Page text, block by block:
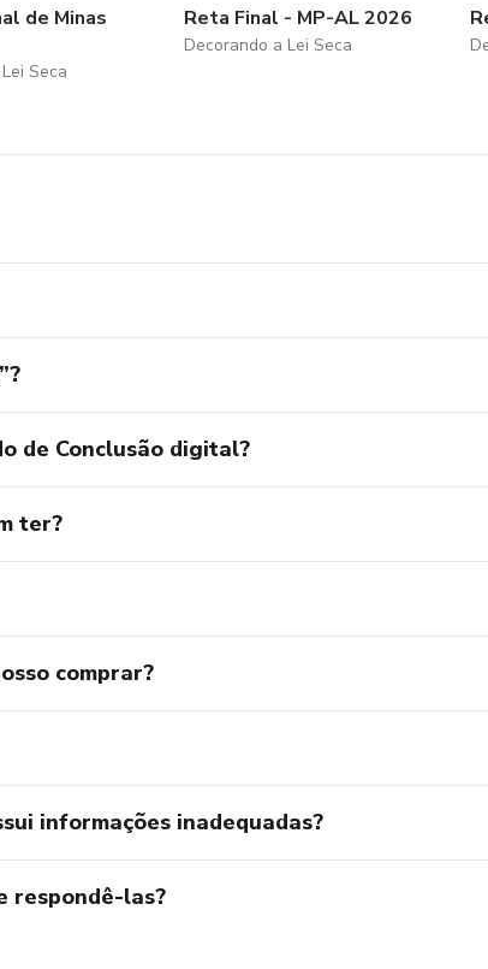
de Minas
Seca
Reta Final - MP-AL 2026
Decorando a Lei Seca
de Conclusão digital?
ter?
comprar?
informações inadequadas?
respondê-las?